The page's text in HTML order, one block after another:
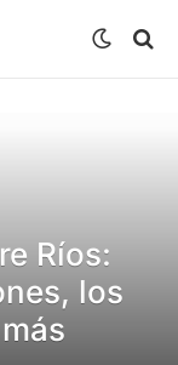
Ríos:
los